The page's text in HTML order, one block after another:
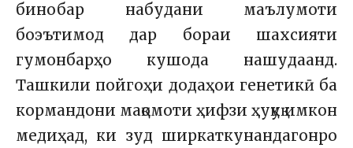
бинобар набудани маълумоти
боэътимод дар бораи шахсияти
гумонбарҳо кушода нашудаанд.
Ташкили пойгоҳи додаҳои генетикӣ ба
кормандони мақомоти ҳифзи ҳуқуқ имкон
медиҳад, ки зуд ширкаткунандагонро